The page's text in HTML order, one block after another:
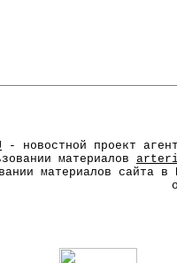
- новостной проект
материалов
материалов сайта